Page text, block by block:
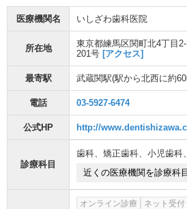
医療機関名 いしざわ歯科医院
所在地
東京都練馬区関町北4丁目
201号 [アクセス]
最寄駅 武蔵関駅(駅から北西に約
電話 03-5927-6474
公式HP http://
診療科目
歯科、 矯正歯科、 小児歯科、
近くの医療機関を診療科
オンライン診療 ネット受付